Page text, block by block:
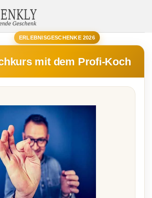
ERLEBNISGESCHENKE 2026
mit dem Profi-Koch